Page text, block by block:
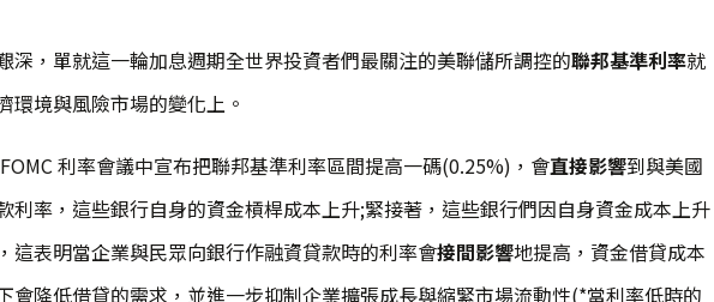
深，單就這一輪加息週期全世界投資者們最關注的美聯儲所調控的聯邦基準利率就
環境與風險市場的變化上。
利率會議中宣布把聯邦基準利率區間提高一碼(0.25%)，會直接影響到與美國
利率，這些銀行自身的資金槓桿成本上升;緊接著，這些銀行們因自身資金成本上升
這表明當企業與民眾向銀行作融資貸款時的利率會接間影響地提高，資金借貸成本
會降低借貸的需求，並進一步抑制企業擴張成長與縮緊市場流動性(*當利率低時的